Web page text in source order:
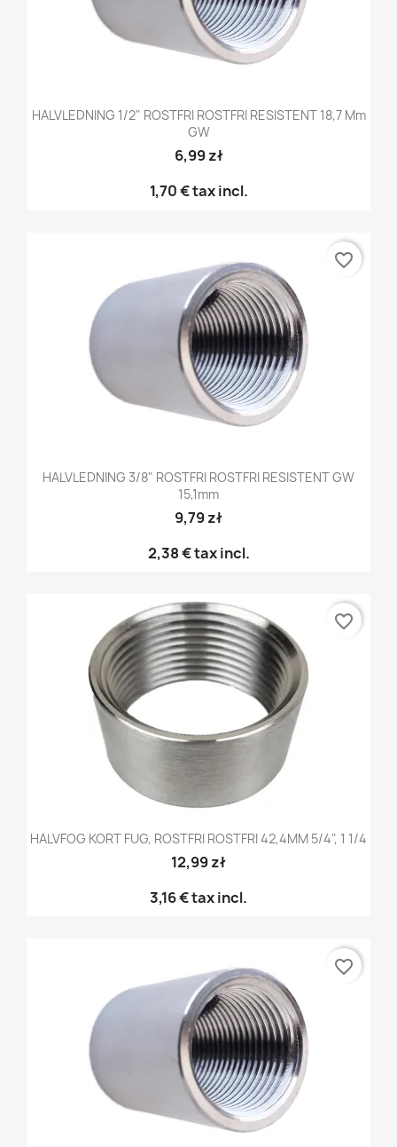
HALVLEDNING 1/2" ROSTFRI ROSTFRI RESISTENT 18,7 Mm
GW
6,99 zł
1,70 €tax incl.
HALVLEDNING 3/8" ROSTFRI ROSTFRI RESISTENT GW
15,1mm
9,79 zł
2,38 €tax incl.
favorite_border
HALVFOG KORT FUG, ROSTFRI ROSTFRI 42,4MM 5/4", 1 1/4
12,99 zł
3,16 €tax incl.
favorite_border
favorite_border